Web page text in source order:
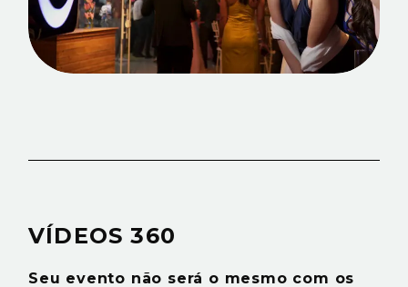
VÍDEOS 360
Seu evento não será o mesmo com os